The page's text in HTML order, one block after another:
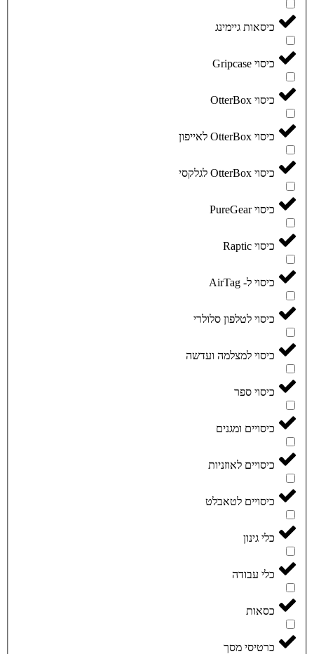
כיסאות גיימינג
כיסוי Gripcase
כיסוי OtterBox
כיסוי OtterBox לאייפון
כיסוי OtterBox לגלקסי
כיסוי PureGear
כיסוי Raptic
כיסוי ל- AirTag
כיסוי לטלפון סלולרי
כיסוי למצלמה ועדשה
כיסוי ספר
כיסויים ומגנים
כיסויים לאוזניות
כיסויים לטאבלט
כלי גינון
כלי עבודה
כסאות
כרטיסי מסך